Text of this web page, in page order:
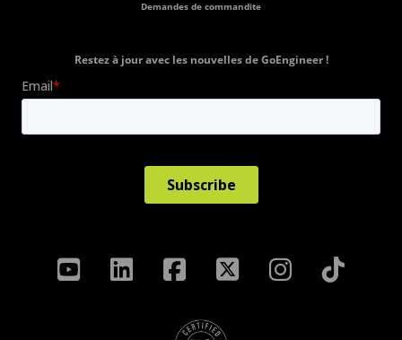
Demandes de commandite
Restez à jour avec les nouvelles de GoEngineer !